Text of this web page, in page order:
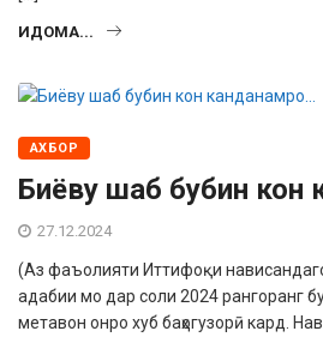
ИДОМА...
АХБОР
Биёву шаб бубин кон
27.12.2024
(Аз фаъолияти Иттифоқи
адабии мо дар соли 2024 ран­горанг
метавон онро хуб баҳогузорӣ кард.